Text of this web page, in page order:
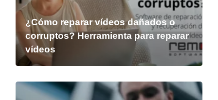
¿Cómo reparar vídeos dañados o
corruptos? Herramienta para reparar
vídeos